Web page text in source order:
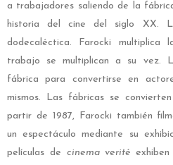
a trabajadores saliendo de la
historia del cine del siglo XX.
dodecaléctica. Farocki multiplica
trabajo se multiplican a su vez.
fábrica para convertirse en
mismos. Las fábricas se
partir de 1987, Farocki también
un espectáculo mediante su
películas decinema veritéexhiben